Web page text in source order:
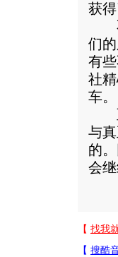
获得
不
们
有
社
车。
至
与
的
会